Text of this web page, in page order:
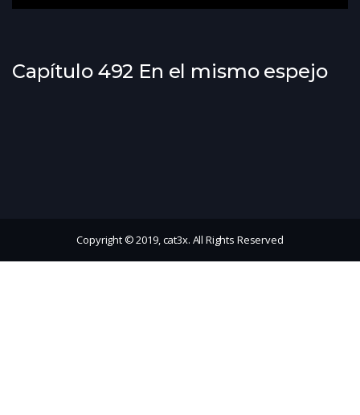
Capítulo 492 En el mismo espejo
Copyright © 2019, cat3x. All Rights Reserved